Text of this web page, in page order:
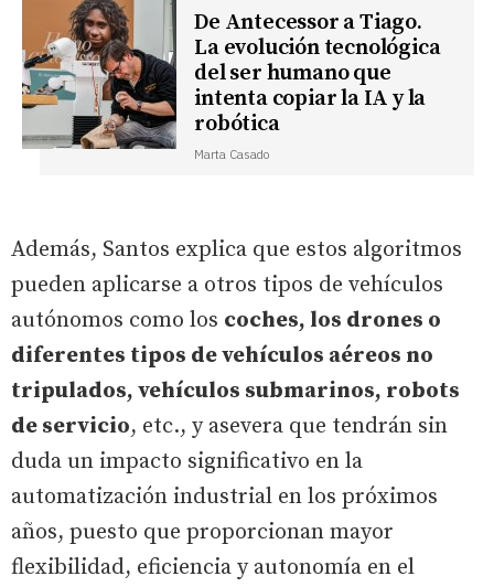
De Antecessor a Tiago.
La evolución tecnológica
del ser humano que
intenta copiar la IA y la
robótica
Marta Casado
Además, Santos explica que estos algoritmos
pueden aplicarse a otros tipos de vehículos
autónomos como los coches, los drones o
diferentes tipos de vehículos aéreos no
tripulados, vehículos submarinos, robots
de servicio, etc., y asevera que tendrán sin
duda un impacto significativo en la
automatización industrial en los próximos
años, puesto que proporcionan mayor
flexibilidad, eficiencia y autonomía en el